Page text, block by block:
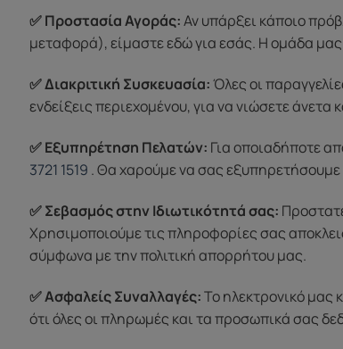
✅ Προστασία Αγοράς:Αν υπάρξει κάποιο
μεταφορά), είμαστε εδώ για εσάς. Η ομάδα
✅ Διακριτική Συσκευασία:Όλες οι
ενδείξεις περιεχομένου, για να νιώσετε
✅ Εξυπηρέτηση Πελατών: Για οποιαδήποτε
3721 1519 . Θα χαρούμε να σας εξυπηρετήσουμε
✅ Σεβασμός στην Ιδιωτικότητά σας:
Χρησιμοποιούμε τις πληροφορίες σας
σύμφωνα με την πολιτική απορρήτου μας.
✅ Ασφαλείς Συναλλαγές:Το ηλεκτρονικό μας
ότι όλες οι πληρωμές και τα προσωπικά σας